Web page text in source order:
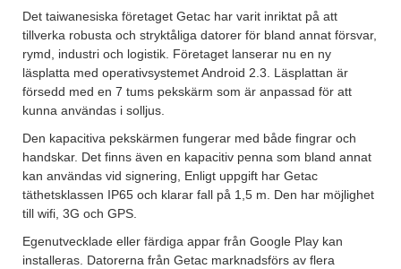
Det taiwanesiska företaget Getac har varit inriktat på att
tillverka robusta och stryktåliga datorer för bland annat försvar,
rymd, industri och logistik. Företaget lanserar nu en ny
läsplatta med operativsystemet Android 2.3. Läsplattan är
försedd med en 7 tums pekskärm som är anpassad för att
kunna användas i solljus.
Den kapacitiva pekskärmen fungerar med både fingrar och
handskar. Det finns även en kapacitiv penna som bland annat
kan användas vid signering, Enligt uppgift har Getac
täthetsklassen IP65 och klarar fall på 1,5 m. Den har möjlighet
till wifi, 3G och GPS.
Egenutvecklade eller färdiga appar från Google Play kan
installeras. Datorerna från Getac marknadsförs av flera